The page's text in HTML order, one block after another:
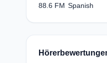
88.6 FM Spanish